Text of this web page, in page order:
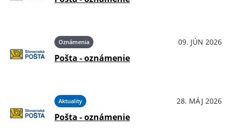
Oznámenia 09. JÚN 2026
Pošta - oznámenie
Aktuality 28. MÁJ 2026
Pošta - oznámenie